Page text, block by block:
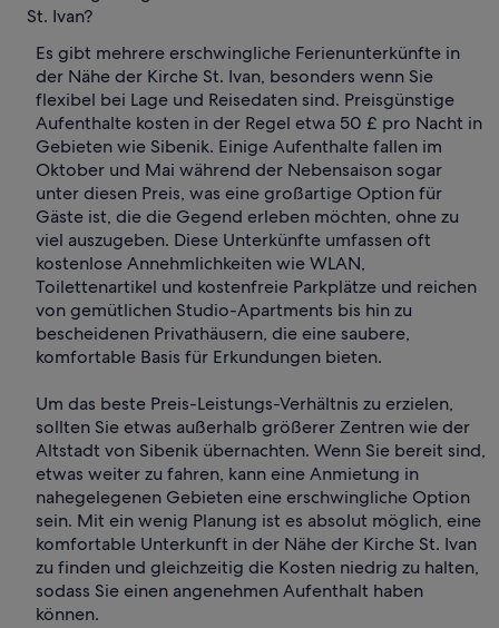
St. Ivan?
Es gibt mehrere erschwingliche Ferienunterkünfte in
der Nähe der Kirche St. Ivan, besonders wenn Sie
flexibel bei Lage und Reisedaten sind. Preisgünstige
Aufenthalte kosten in der Regel etwa 50 £ pro Nacht in
Gebieten wie Sibenik. Einige Aufenthalte fallen im
Oktober und Mai während der Nebensaison sogar
unter diesen Preis, was eine großartige Option für
Gäste ist, die die Gegend erleben möchten, ohne zu
viel auszugeben. Diese Unterkünfte umfassen oft
kostenlose Annehmlichkeiten wie WLAN,
Toilettenartikel und kostenfreie Parkplätze und reichen
von gemütlichen Studio-Apartments bis hin zu
bescheidenen Privathäusern, die eine saubere,
komfortable Basis für Erkundungen bieten.
Um das beste Preis-Leistungs-Verhältnis zu erzielen,
sollten Sie etwas außerhalb größerer Zentren wie der
Altstadt von Sibenik übernachten. Wenn Sie bereit sind,
etwas weiter zu fahren, kann eine Anmietung in
nahegelegenen Gebieten eine erschwingliche Option
sein. Mit ein wenig Planung ist es absolut möglich, eine
komfortable Unterkunft in der Nähe der Kirche St. Ivan
zu finden und gleichzeitig die Kosten niedrig zu halten,
sodass Sie einen angenehmen Aufenthalt haben
können.